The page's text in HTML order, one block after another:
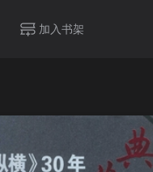
加入书架